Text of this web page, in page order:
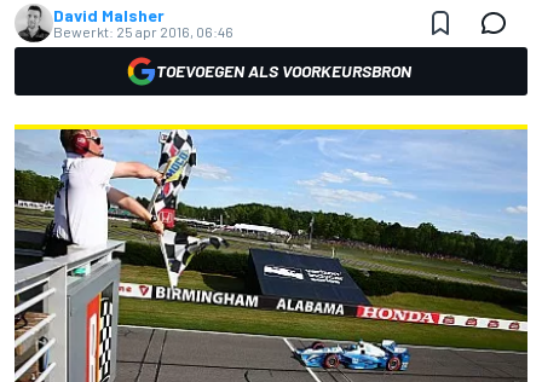
David Malsher
Bewerkt: 25 apr 2016, 06:46
TOEVOEGEN ALS VOORKEURSBRON